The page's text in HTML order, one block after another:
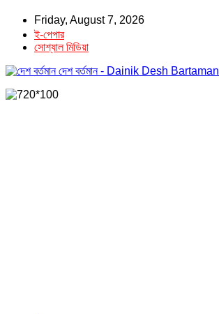
Friday, August 7, 2026
ই-পেপার
সোশ্যাল মিডিয়া
দেশ বর্তমান - Dainik Desh Bartaman